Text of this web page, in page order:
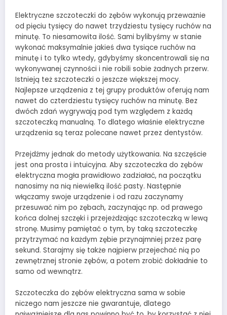
Elektryczne szczoteczki do zębów wykonują przeważnie
od pięciu tysięcy do nawet trzydziestu tysięcy ruchów na
minutę. To niesamowita ilość. Sami bylibyśmy w stanie
wykonać maksymalnie jakieś dwa tysiące ruchów na
minutę i to tylko wtedy, gdybyśmy skoncentrowali się na
wykonywanej czynności i nie robili sobie żadnych przerw.
Istnieją też szczoteczki o jeszcze większej mocy.
Najlepsze urządzenia z tej grupy produktów oferują nam
nawet do czterdziestu tysięcy ruchów na minutę. Bez
dwóch zdań wygrywają pod tym względem z każdą
szczoteczką manualną. To dlatego właśnie elektryczne
urządzenia są teraz polecane nawet przez dentystów.
Przejdźmy jednak do metody użytkowania. Na szczęście
jest ona prosta i intuicyjna. Aby szczoteczka do zębów
elektryczna mogła prawidłowo zadziałać, na początku
nanosimy na nią niewielką ilość pasty. Następnie
włączamy swoje urządzenie i od razu zaczynamy
przesuwać nim po zębach, zaczynając np. od prawego
końca dolnej szczęki i przejeżdżając szczoteczką w lewą
stronę. Musimy pamiętać o tym, by taką szczoteczkę
przytrzymać na każdym zębie przynajmniej przez parę
sekund. Starajmy się także najpierw przejechać nią po
zewnętrznej stronie zębów, a potem zrobić dokładnie to
samo od wewnątrz.
Szczoteczka do zębów elektryczna sama w sobie
niczego nam jeszcze nie gwarantuje, dlatego